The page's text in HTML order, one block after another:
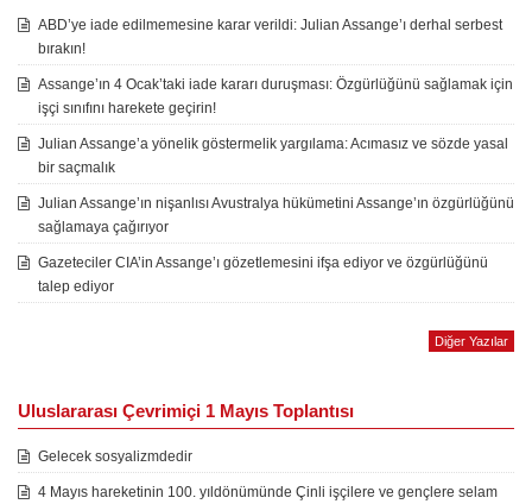
ABD’ye iade edilmemesine karar verildi: Julian Assange’ı derhal serbest
bırakın!
Assange’ın 4 Ocak’taki iade kararı duruşması: Özgürlüğünü sağlamak için
işçi sınıfını harekete geçirin!
Julian Assange’a yönelik göstermelik yargılama: Acımasız ve sözde yasal
bir saçmalık
Julian Assange’ın nişanlısı Avustralya hükümetini Assange’ın özgürlüğünü
sağlamaya çağırıyor
Gazeteciler CIA’in Assange’ı gözetlemesini ifşa ediyor ve özgürlüğünü
talep ediyor
Diğer Yazılar
Uluslararası Çevrimiçi 1 Mayıs Toplantısı
Gelecek sosyalizmdedir
4 Mayıs hareketinin 100. yıldönümünde Çinli işçilere ve gençlere selam